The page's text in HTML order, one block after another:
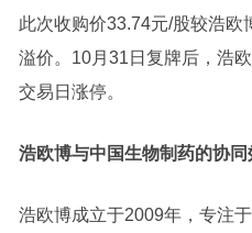
此次收购价33.74元/股较浩欧
溢价。10月31日复牌后，浩
交易日涨停。
浩欧博与中国生物制药的协同
浩欧博成立于2009年，专注